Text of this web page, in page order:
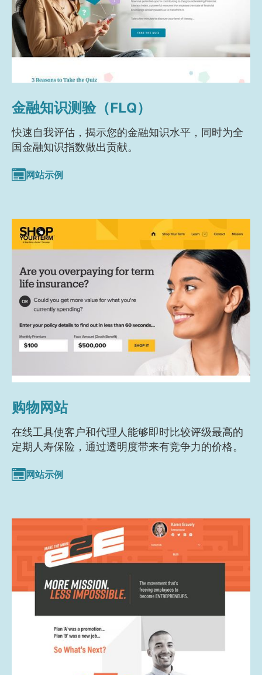
金融知识测验（FLQ）
快速自我评估，揭示您的金融知识水平，同时为全
国金融知识指数做出贡献。
网站示例
购物网站
在线工具使客户和代理人能够即时比较评级最高的
定期人寿保险，通过透明度带来有竞争力的价格。
网站示例